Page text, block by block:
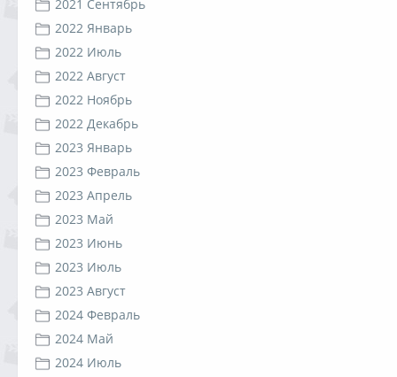
2021 Сентябрь
2022 Январь
2022 Июль
2022 Август
2022 Ноябрь
2022 Декабрь
2023 Январь
2023 Февраль
2023 Апрель
2023 Май
2023 Июнь
2023 Июль
2023 Август
2024 Февраль
2024 Май
2024 Июль